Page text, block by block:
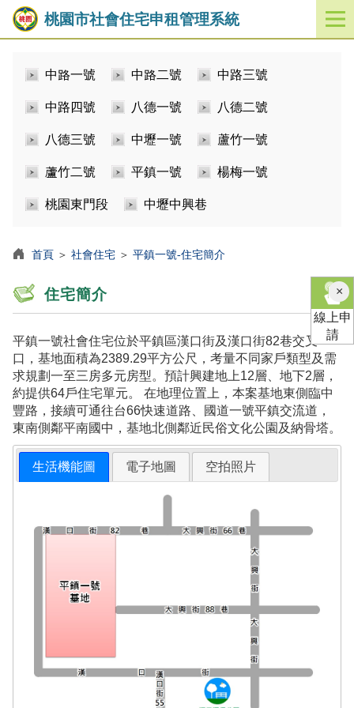
桃園市社會住宅申租管理系統
開
啟
中路一號 中路二號 中路三號
中路四號 八德一號 八德二號
八德三號 中壢一號 蘆竹一號
蘆竹二號 平鎮一號 楊梅一號
桃園東門段 中壢中興巷
首頁 ＞ 社會住宅 ＞ 平鎮一號-住宅簡介
住宅簡介
平鎮一號社會住宅位於平鎮區漢口街及漢口街82巷交叉
口，基地面積為2389.29平方公尺，考量不同家戶類型及需
求規劃一至三房多元房型。預計興建地上12層、地下2層，
約提供64戶住宅單元。 在地理位置上，本案基地東側臨中
豐路，接續可通往台66快速道路、國道一號平鎮交流道，
東南側鄰平南國中，基地北側鄰近民俗文化公園及納骨塔。
生活機能圖 電子地圖 空拍照片
×關
閉
線上申
請